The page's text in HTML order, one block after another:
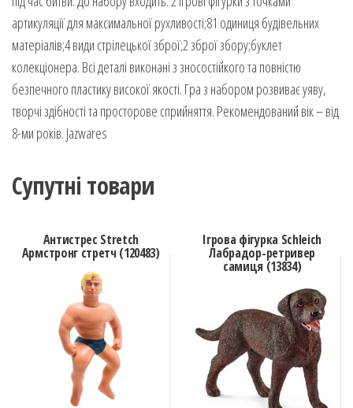
артикуляції для максимальної рухливості;81 одиниця будівельних
матеріалів;4 види стрілецької зброї;2 зброї збору;буклет
колекціонера. Всі деталі виконані з зносостійкого та повністю
безпечного пластику високої якості. Гра з набором розвиває уяву,
творчі здібності та просторове сприйняття. Рекомендований вік – від
8-ми років. Jazwares
Супутні товари
Антистрес Stretch
Армстронг стретч (120483)
Ігрова фігурка Schleich
Лабрадор-ретривер
самиця (13834)